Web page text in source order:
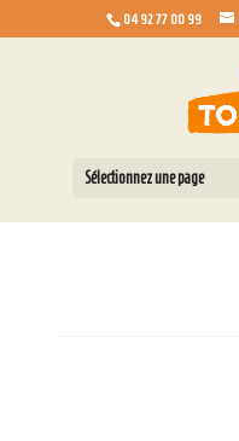
04 92 77 00 99
Sélectionnez une page